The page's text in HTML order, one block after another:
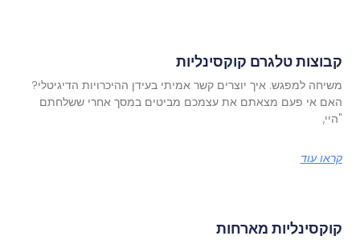
קבוצות טלגרם קוקסינליות
משיחה למפגש: איך יוצרים קשר אמיתי בעידן ההיכרויות הדיגיטלי?
האם אי פעם מצאתם את עצמכם מביטים במסך אחרי ששלחתם
"היי,
קראו עוד
קוקסינליות מארחות